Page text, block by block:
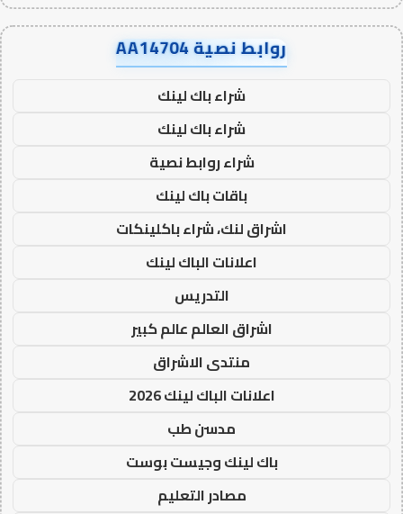
روابط نصية AA14704
شراء باك لينك
شراء باك لينك
شراء روابط نصية
باقات باك لينك
اشراق لنك، شراء باكلينكات
اعلانات الباك لينك
التدريس
اشراق العالم عالم كبير
منتدى الاشراق
اعلانات الباك لينك 2026
مدسن طب
باك لينك وجيست بوست
مصادر التعليم